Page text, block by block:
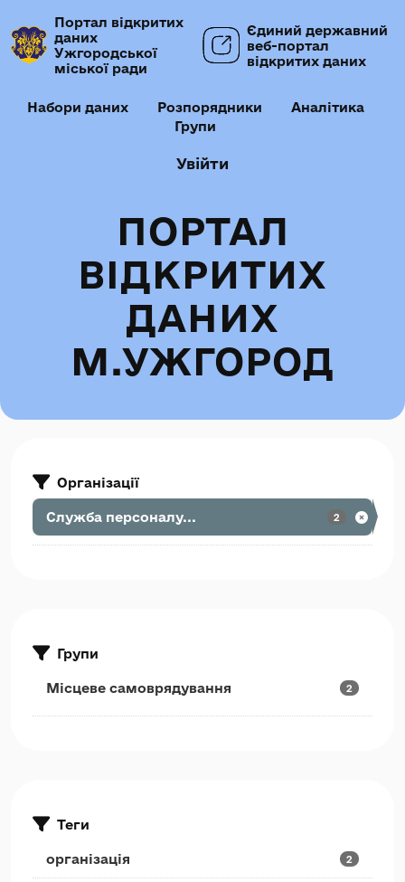
Портал відкритих
даних
Ужгородської
міської ради
Єдиний державний
веб-портал
відкритих даних
Набори даних Розпорядники
Аналітика
Групи
Увійти
ПОРТАЛ
ВІДКРИТИХ
ДАНИХ
М.УЖГОРОД
Організації
Служба персоналу... 2
Групи
Місцеве самоврядування 2
Теги
організація 2